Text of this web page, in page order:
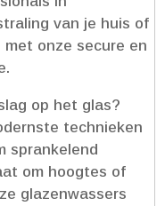
van je huis of
onze secure en
op het glas?
technieken
sprankelend
om hoogtes of
glazenwassers